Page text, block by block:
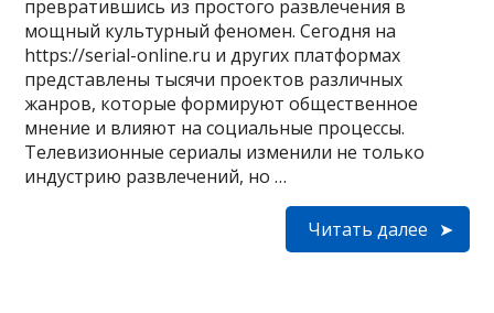
превратившись из простого развлечения в
мощный культурный феномен. Сегодня на
https://serial-online.ru и других платформах
представлены тысячи проектов различных
жанров, которые формируют общественное
мнение и влияют на социальные процессы.
Телевизионные сериалы изменили не только
индустрию развлечений, но …
Читать далее